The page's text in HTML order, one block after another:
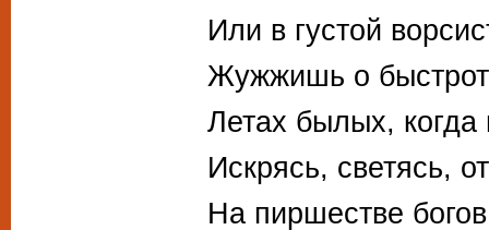
Или в густой
Жужжишь о
Летах былых,
Искрясь, светясь,
На пиршестве